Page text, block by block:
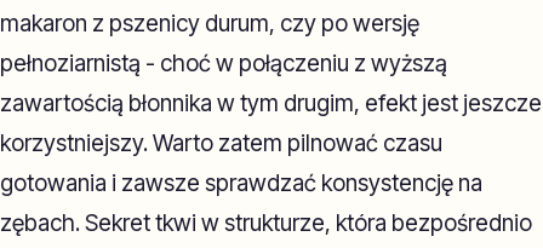
makaron z pszenicy durum, czy po wersję
pełnoziarnistą - choć w połączeniu z wyższą
zawartością błonnika w tym drugim, efekt jest jeszcze
korzystniejszy. Warto zatem pilnować czasu
gotowania i zawsze sprawdzać konsystencję na
zębach. Sekret tkwi w strukturze, która bezpośrednio